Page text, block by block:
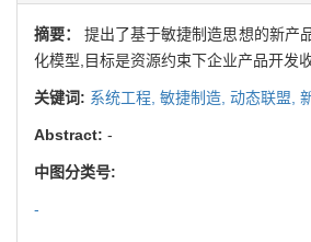
摘要：提出了基于敏捷制造思想的新产
化模型,目标是资源约束下企业产品开发
关键词: 系统工程, 敏捷制造, 动态联盟,
Abstract: -
中图分类号:
-